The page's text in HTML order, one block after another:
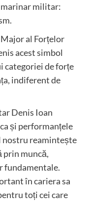
militar:
al Forțelor
acest simbol
categoriei de forțe
indiferent de
Denis Ioan
și performanțele
nostru reamintește
prin muncă,
fundamentale.
în cariera sa
toți cei care